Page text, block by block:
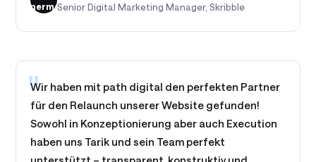
ReinermannSenior Digital Marketing Manager, Skribble
"
Wir haben mit path digital den perfekten Partner
für den Relaunch unserer Website gefunden!
Sowohl in Konzeptionierung aber auch Execution
haben uns Tarik und sein Team perfekt